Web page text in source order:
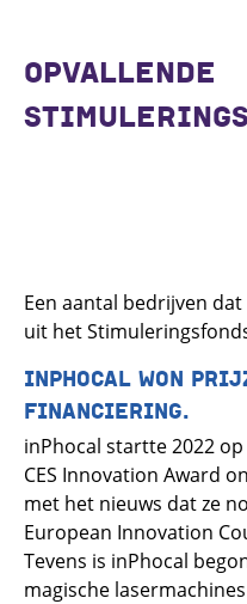
OPVALLENDE
Een aantal bedrijven
uit het
INPHOCAL WON
FINANCIERING.
inPhocal startte 2022 op
CES Innovation Award
met het nieuws dat ze
European Innovation
Tevens is inPhocal
magische